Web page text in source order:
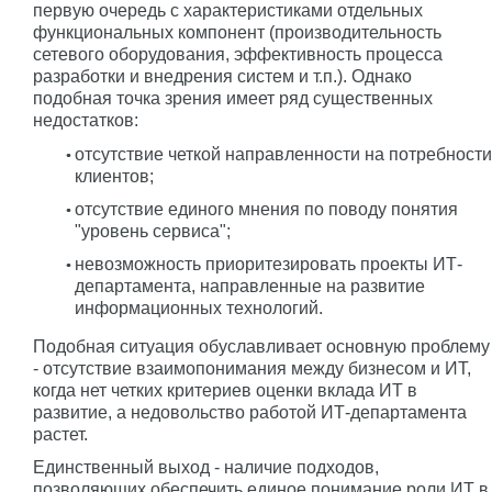
первую очередь с характеристиками отдельных
функциональных компонент (производительность
сетевого оборудования, эффективность процесса
разработки и внедрения систем и т.п.). Однако
подобная точка зрения имеет ряд существенных
недостатков:
отсутствие четкой направленности на потребности
клиентов;
отсутствие единого мнения по поводу понятия
"уровень сервиса";
невозможность приоритезировать проекты ИТ-
департамента, направленные на развитие
информационных технологий.
Подобная ситуация обуславливает основную проблему
- отсутствие взаимопонимания между бизнесом и ИТ,
когда нет четких критериев оценки вклада ИТ в
развитие, а недовольство работой ИТ-департамента
растет.
Единственный выход - наличие подходов,